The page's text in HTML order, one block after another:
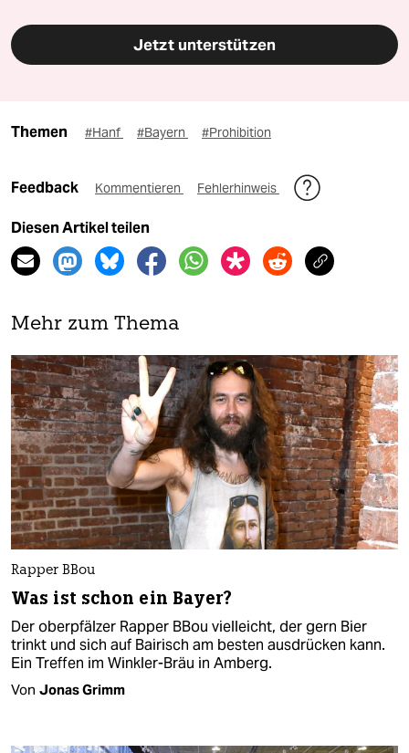
Jetzt unterstützen
Themen #Hanf #Bayern #Prohibition
Feedback Kommentieren Fehlerhinweis
Diesen Artikel teilen
Mehr zum Thema
Rapper BBou
Was ist schon ein Bayer?
Der oberpfälzer Rapper BBou vielleicht, der gern Bier
trinkt und sich auf Bairisch am besten ausdrücken kann.
Ein Treffen im Winkler-Bräu in Amberg.
Von Jonas Grimm